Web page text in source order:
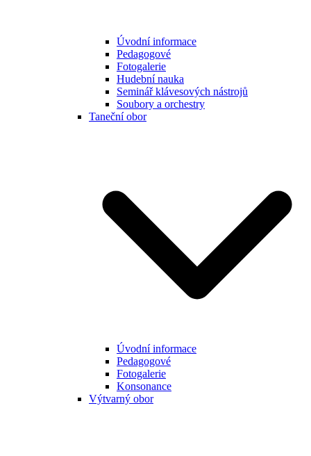
Úvodní informace
Pedagogové
Fotogalerie
Hudební nauka
Seminář klávesových nástrojů
Soubory a orchestry
Taneční obor
Úvodní informace
Pedagogové
Fotogalerie
Konsonance
Výtvarný obor